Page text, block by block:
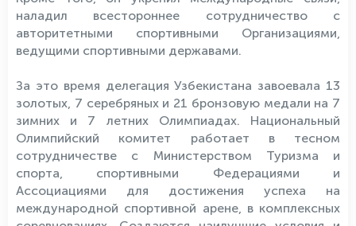
наладил всестороннее сотрудничество с
авторитетными спортивными Организациями,
ведущими спортивными державами.
За это время делегация Узбекистана завоевала 13
золотых, 7 серебряных и 21 бронзовую медали на 7
зимних и 7 летних Олимпиадах. Национальный
Олимпийский комитет работает в тесном
сотрудничестве с Министерством Туризма и
спорта, спортивными Федерациями и
Ассоциациями для достижения успеха на
международной спортивной арене, в комплексных